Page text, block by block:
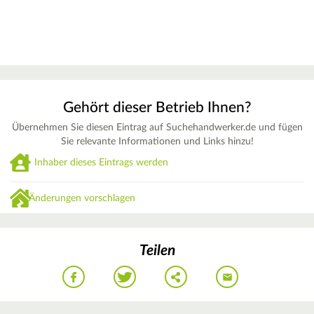
Gehört dieser Betrieb Ihnen?
Übernehmen Sie diesen Eintrag auf Suchehandwerker.de und fügen
Sie relevante Informationen und Links hinzu!
Inhaber dieses Eintrags werden
Änderungen vorschlagen
Teilen